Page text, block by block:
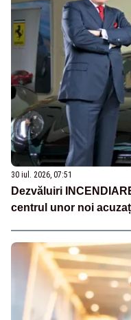
30 iul. 2026, 07:51
Dezvăluiri
centrul unor noi